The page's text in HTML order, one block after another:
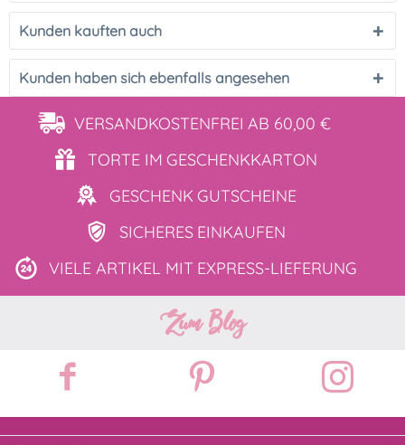
Kunden kauften auch
Kunden haben sich ebenfalls angesehen
VERSANDKOSTENFREI AB 60,00 €
TORTE IM GESCHENKKARTON
GESCHENK GUTSCHEINE
SICHERES EINKAUFEN
VIELE ARTIKEL MIT EXPRESS-LIEFERUNG
Zum Blog